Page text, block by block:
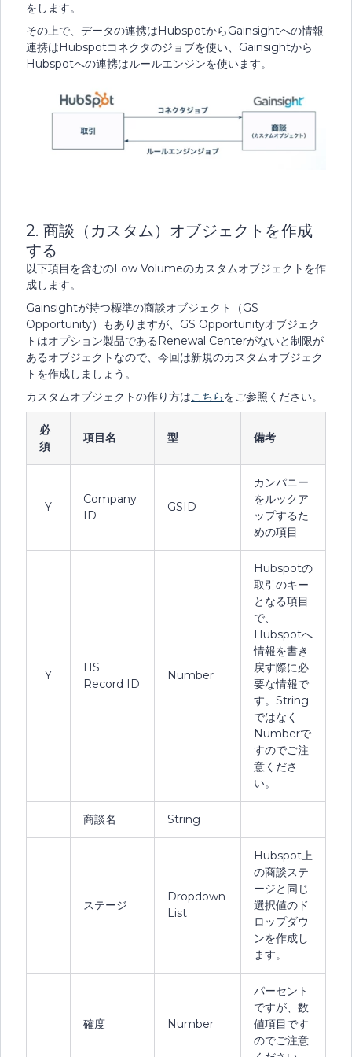
をします。
その上で、データの連携はHubspotからGainsightへの情報
連携はHubspotコネクタのジョブを使い、Gainsightから
Hubspotへの連携はルールエンジンを使います。
2. 商談（カスタム）オブジェクトを作成
する
以下項目を含むのLow Volumeのカスタムオブジェクトを作
成します。
Gainsightが持つ標準の商談オブジェクト（GS
Opportunity）もありますが、GS Opportunityオブジェク
トはオプション製品であるRenewal Centerがないと制限が
あるオブジェクトなので、今回は新規のカスタムオブジェク
トを作成しましょう。
カスタムオブジェクトの作り方はこちらをご参照ください。
必
須
項目名 型 備考
Y
Company
ID
GSID
カンパニー
をルックア
ップするた
めの項目
Y
HS
Record ID
Number
Hubspotの
取引のキー
となる項目
で、
Hubspotへ
情報を書き
戻す際に必
要な情報で
す。String
ではなく
Numberで
すのでご注
意くださ
い。
商談名 String
ステージ
Dropdown
List
Hubspot上
の商談ステ
ージと同じ
選択値のド
ロップダウ
ンを作成し
ます。
確度 Number
パーセント
ですが、数
値項目です
のでご注意